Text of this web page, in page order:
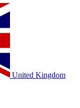
United Kingdom